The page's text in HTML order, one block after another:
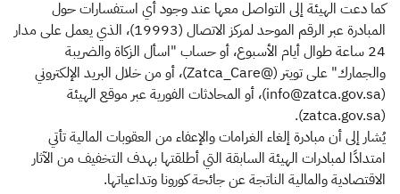
كما دعت الهيئة إلى التواصل معها عند وجود أي استفسارات حول
المبادرة عبر الرقم الموحد لمركز الاتصال (19993)، الذي يعمل على مدار
24 ساعة طوال أيام الأسبوع، أو حساب "اسأل الزكاة والضريبة
والجمارك" على تويتر (@Zatca_Care)، أو من خلال البريد الإلكتروني
(info@zatca.gov.sa)، أو المحادثات الفورية عبر موقع الهيئة
(zatca.gov.sa).
يُشار إلى أن مبادرة إلغاء الغرامات والإعفاء من العقوبات المالية تأتي
امتدادًا لمبادرات الهيئة السابقة التي أطلقتها بهدف التخفيف من الآثار
الاقتصادية والمالية الناتجة عن جائحة كورونا وتداعياتها.​